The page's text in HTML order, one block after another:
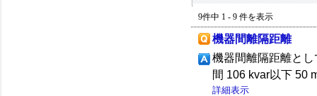
9件中 1 - 9 件を表示
機器間離隔距離
機器間離隔距離と
間 106 kvar以下 50
詳細表示